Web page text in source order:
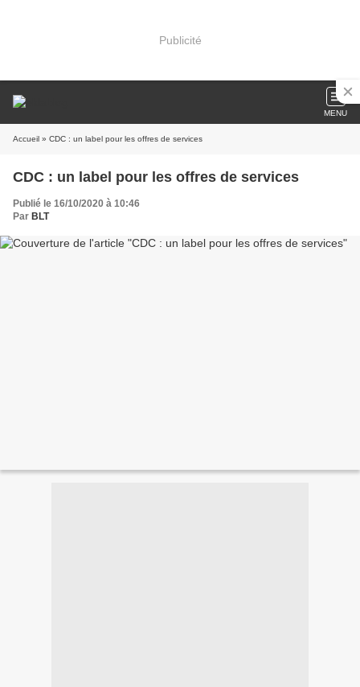
Publicité
MENU
Accueil » CDC : un label pour les offres de services
CDC : un label pour les offres de services
Publié le 16/10/2020 à 10:46
Par BLT